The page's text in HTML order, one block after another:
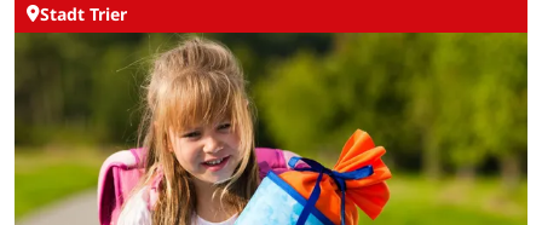
Stadt Trier